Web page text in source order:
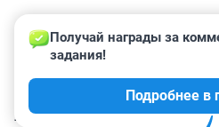
КОММЕНТАРИИ 3
Получай награды за
задания!
Подробнее в